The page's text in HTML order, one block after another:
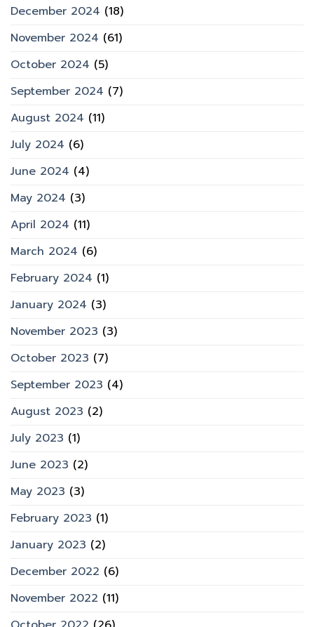
December 2024 (18)
November 2024 (61)
October 2024 (5)
September 2024 (7)
August 2024 (11)
July 2024 (6)
June 2024 (4)
May 2024 (3)
April 2024 (11)
March 2024 (6)
February 2024 (1)
January 2024 (3)
November 2023 (3)
October 2023 (7)
September 2023 (4)
August 2023 (2)
July 2023 (1)
June 2023 (2)
May 2023 (3)
February 2023 (1)
January 2023 (2)
December 2022 (6)
November 2022 (11)